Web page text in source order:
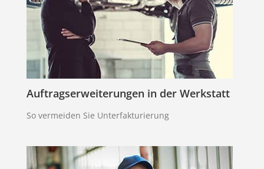
Auftragserweiterungen in der Werkstatt
So vermeiden Sie Unterfakturierung